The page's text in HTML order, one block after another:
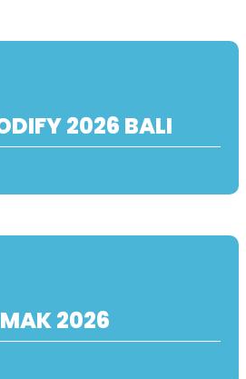
2026 BALI
2026